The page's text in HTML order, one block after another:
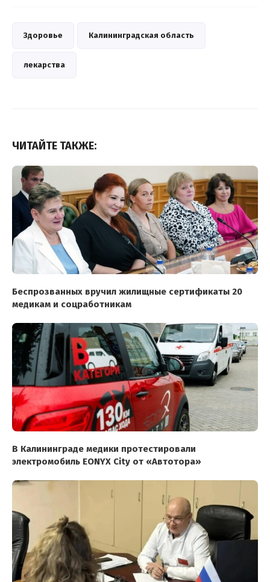
Здоровье Калининградская область
лекарства
ЧИТАЙТЕ ТАКЖЕ:
Беспрозванных вручил жилищные сертификаты 20
медикам и соцработникам
В Калининграде медики протестировали
электромобиль EONYX City от «Автотора»